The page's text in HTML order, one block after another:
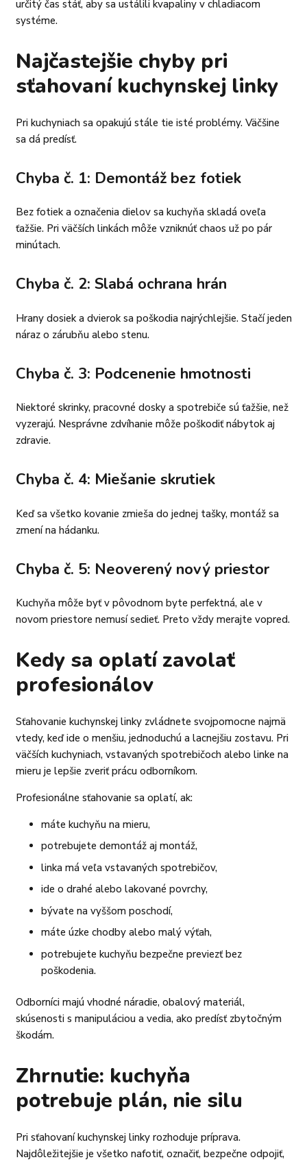
určitý čas stáť, aby sa ustálili kvapaliny v chladiacom
systéme.
Najčastejšie chyby pri
sťahovaní kuchynskej linky
Pri kuchyniach sa opakujú stále tie isté problémy. Väčšine
sa dá predísť.
Chyba č. 1: Demontáž bez fotiek
Bez fotiek a označenia dielov sa kuchyňa skladá oveľa
ťažšie. Pri väčších linkách môže vzniknúť chaos už po pár
minútach.
Chyba č. 2: Slabá ochrana hrán
Hrany dosiek a dvierok sa poškodia najrýchlejšie. Stačí jeden
náraz o zárubňu alebo stenu.
Chyba č. 3: Podcenenie hmotnosti
Niektoré skrinky, pracovné dosky a spotrebiče sú ťažšie, než
vyzerajú. Nesprávne zdvíhanie môže poškodiť nábytok aj
zdravie.
Chyba č. 4: Miešanie skrutiek
Keď sa všetko kovanie zmieša do jednej tašky, montáž sa
zmení na hádanku.
Chyba č. 5: Neoverený nový priestor
Kuchyňa môže byť v pôvodnom byte perfektná, ale v
novom priestore nemusí sedieť. Preto vždy merajte vopred.
Kedy sa oplatí zavolať
profesionálov
Sťahovanie kuchynskej linky zvládnete svojpomocne najmä
vtedy, keď ide o menšiu, jednoduchú a lacnejšiu zostavu. Pri
väčších kuchyniach, vstavaných spotrebičoch alebo linke na
mieru je lepšie zveriť prácu odborníkom.
Profesionálne sťahovanie sa oplatí, ak:
máte kuchyňu na mieru,
potrebujete demontáž aj montáž,
linka má veľa vstavaných spotrebičov,
ide o drahé alebo lakované povrchy,
bývate na vyššom poschodí,
máte úzke chodby alebo malý výťah,
potrebujete kuchyňu bezpečne previezť bez
poškodenia.
Odborníci majú vhodné náradie, obalový materiál,
skúsenosti s manipuláciou a vedia, ako predísť zbytočným
škodám.
Zhrnutie: kuchyňa
potrebuje plán, nie silu
Pri sťahovaní kuchynskej linky rozhoduje príprava.
Najdôležitejšie je všetko nafotiť, označiť, bezpečne odpojiť,